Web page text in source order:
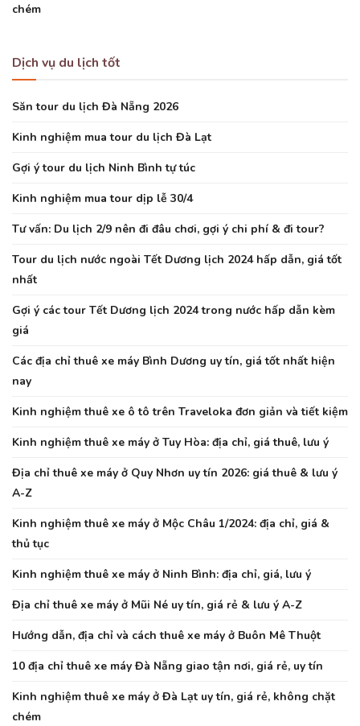
chém
Dịch vụ du lịch tốt
Săn tour du lịch Đà Nẵng 2026
Kinh nghiệm mua tour du lịch Đà Lạt
Gợi ý tour du lịch Ninh Bình tự túc
Kinh nghiệm mua tour dịp lễ 30/4
Tư vấn: Du lịch 2/9 nên đi đâu chơi, gợi ý chi phí & đi tour?
Tour du lịch nước ngoài Tết Dương lịch 2024 hấp dẫn, giá tốt
nhất
Gợi ý các tour Tết Dương lịch 2024 trong nước hấp dẫn kèm
giá
Các địa chỉ thuê xe máy Bình Dương uy tín, giá tốt nhất hiện
nay
Kinh nghiệm thuê xe ô tô trên Traveloka đơn giản và tiết kiệm
Kinh nghiệm thuê xe máy ở Tuy Hòa: địa chỉ, giá thuê, lưu ý
Địa chỉ thuê xe máy ở Quy Nhơn uy tín 2026: giá thuê & lưu ý
A-Z
Kinh nghiệm thuê xe máy ở Mộc Châu 1/2024: địa chỉ, giá &
thủ tục
Kinh nghiệm thuê xe máy ở Ninh Bình: địa chỉ, giá, lưu ý
Địa chỉ thuê xe máy ở Mũi Né uy tín, giá rẻ & lưu ý A-Z
Hướng dẫn, địa chỉ và cách thuê xe máy ở Buôn Mê Thuột
10 địa chỉ thuê xe máy Đà Nẵng giao tận nơi, giá rẻ, uy tín
Kinh nghiệm thuê xe máy ở Đà Lạt uy tín, giá rẻ, không chặt
chém